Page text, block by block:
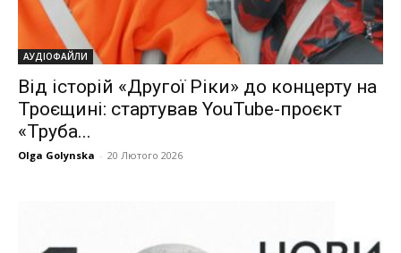
АУДІОФАЙЛИ
Від історій «Другої Ріки» до концерту на
Троєщині: стартував YouTube-проєкт
«Труба...
Olga Golynska - 20 Лютого 2026